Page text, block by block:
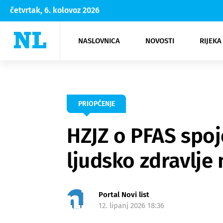
četvrtak, 6. kolovoz 2026
NASLOVNICA NOVOSTI
Rijeka Opatija
NK
Moda
Kultura
PRIOPĆENJE
HZJZ o PFAS
ljudsko zdravlje
Portal Novi list
12. lipanj 2026 18:36